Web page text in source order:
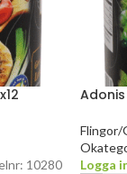
10280
Flingor/
Logga